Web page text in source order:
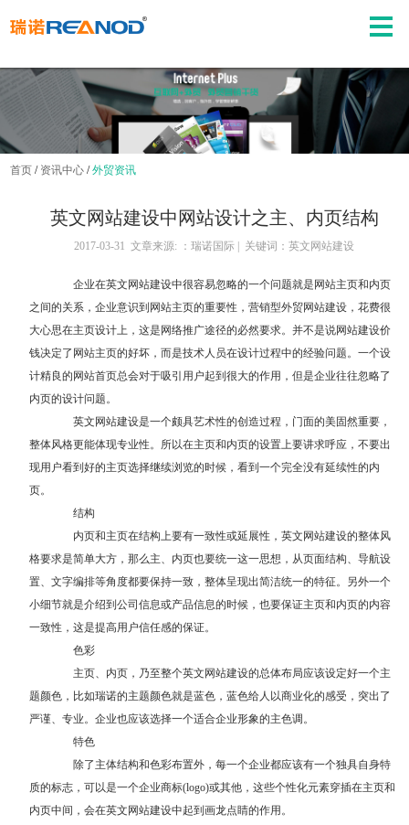
首页 / 资讯中心 /外贸资讯
英文网站建设中网站设计之主、内页结构
2017-03-31 文章来源: ：瑞诺国际 | 关键词：英文网站建设
企业在英文网站建设中很容易忽略的一个问题就是网站主页和内页
之间的关系，企业意识到网站主页的重要性，营销型外贸网站建设 ，花费很
大心思在主页设计上，这是网络推广途径的必然要求。并不是说网站建设价
钱决定了网站主页的好坏，而是技术人员在设计过程中的经验问题。一个设
计精良的网站首页总会对于吸引用户起到很大的作用，但是企业往往忽略了
内页的设计问题。
英文网站建设是一个颇具艺术性的创造过程，门面的美固然重要，
整体风格更能体现专业性。所以在主页和内页的设置上要讲求呼应，不要出
现用户看到好的主页选择继续浏览的时候，看到一个完全没有延续性的内
页。
结构
内页和主页在结构上要有一致性或延展性，英文网站建设的整体风
格要求是简单大方，那么主、内页也要统一这一思想，从页面结构、导航设
置、文字编排等角度都要保持一致，整体呈现出简洁统一的特征。另外一个
小细节就是介绍到公司信息或产品信息的时候，也要保证主页和内页的内容
一致性，这是提高用户信任感的保证。
色彩
主页、内页，乃至整个英文网站建设的总体布局应该设定好一个主
题颜色，比如瑞诺的主题颜色就是蓝色，蓝色给人以商业化的感受，突出了
严谨、专业。企业也应该选择一个适合企业形象的主色调。
特色
除了主体结构和色彩布置外，每一个企业都应该有一个独具自身特
质的标志，可以是一个企业商标(logo)或其他，这些个性化元素穿插在主页和
内页中间，会在英文网站建设中起到画龙点睛的作用。